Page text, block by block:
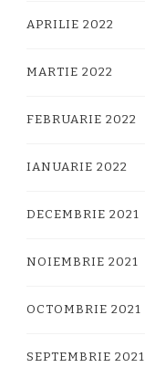
APRILIE 2022
MARTIE 2022
FEBRUARIE 2022
IANUARIE 2022
DECEMBRIE 2021
NOIEMBRIE 2021
OCTOMBRIE 2021
SEPTEMBRIE 2021